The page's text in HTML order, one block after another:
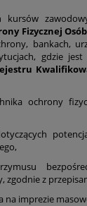
kursów
Fizycznej
bankach,
gdzie
ochrony
zgodnie z
na imprezie